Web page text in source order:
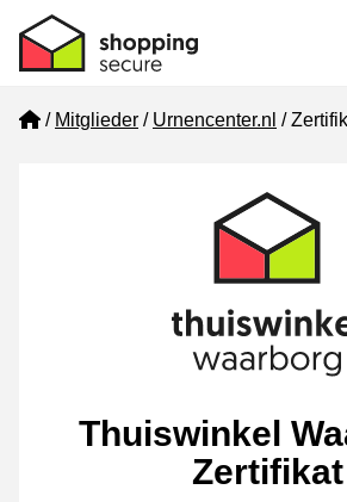
Home
Mitglieder Urnencenter.nl
Thuiswinkel
Zertifikat